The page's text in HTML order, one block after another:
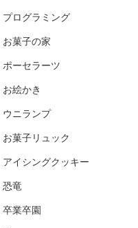
プログラミング
お菓子の家
ポーセラーツ
お絵かき
ウニランプ
お菓子リュック
アイシングクッキー
恐竜
卒業卒園